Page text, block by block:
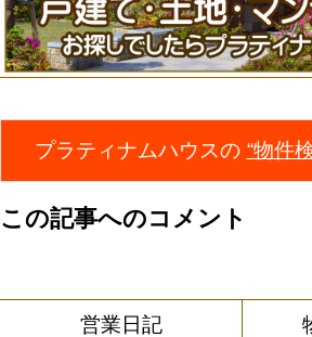
プラティナムハウスの “物件
この記事へのコメント
営業日記